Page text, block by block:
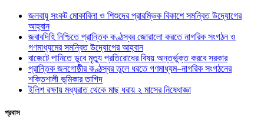
জলবায়ু সংকট মোকাবিলা ও শিশুদের প্রারম্ভিক বিকাশে সমন্বিত উদ্যোগের
আহ্বান
জবাবদিহি নিশ্চিতে প্রান্তিক কণ্ঠস্বর জোরালো করতে নাগরিক সংগঠন ও
গণমাধ্যমের সমন্বিত উদ্যোগের আহ্বান
বাজেটে পানিতে ডুবে মৃত্যু প্রতিরোধের বিষয় অন্তর্ভুক্ত করবে সরকার
প্রান্তিক জনগোষ্ঠীর কণ্ঠস্বর তুলে ধরতে গণমাধ্যম–নাগরিক সংগঠনের
শক্তিশালী ভূমিকার তাগিদ
ইলিশ রক্ষায় মধ্যরাত থেকে মাছ ধরায় ২ মাসের নিষেধাজ্ঞা
প্রবাস